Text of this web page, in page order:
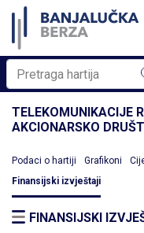
TELEKOMUNIKACIJE
AKCIONARSKO
Podaci o hartiji Grafikoni
Finansijski izvještaji
FINANSIJSKI